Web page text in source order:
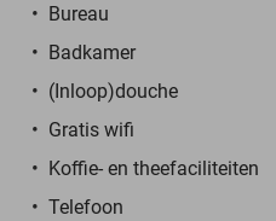
Bureau
Badkamer
(Inloop)douche
Gratis wifi
Koffie- en theefaciliteiten
Telefoon